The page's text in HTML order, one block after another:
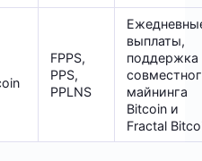
FPPS,
PPS,
PPLNS
выплаты,
поддержка
майнинга
Bitcoin и
Fractal